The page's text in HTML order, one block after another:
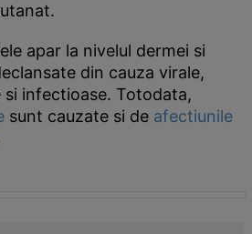
apar la nivelul dermei si
din cauza virale,
infectioase. Totodata,
sunt cauzate si de afectiunile